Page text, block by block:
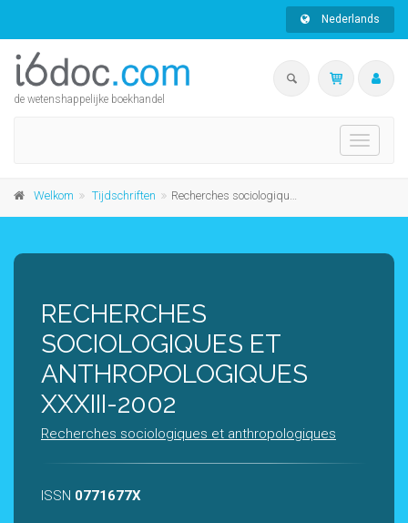
Nederlands
de wetenshappelijke boekhandel
Toggle
Welkom Tijdschriften Recherches sociologiques et anthropologiques XXXIII-2002
RECHERCHES
SOCIOLOGIQUES ET
ANTHROPOLOGIQUES
XXXIII-2002
Recherches sociologiques et anthropologiques
ISSN 0771677X